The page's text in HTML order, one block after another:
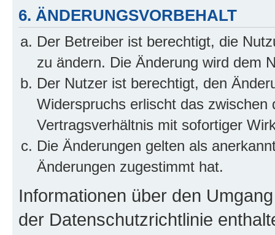
6. ÄNDERUNGSVORBEHALT
Der Betreiber ist berechtigt, die
zu ändern. Die Änderung wird dem
Der Nutzer ist berechtigt, den
Widerspruchs erlischt das
Vertragsverhältnis mit sofortiger
Die Änderungen gelten als
Änderungen zugestimmt hat.
Informationen über den
der Datenschutzrichtlinie